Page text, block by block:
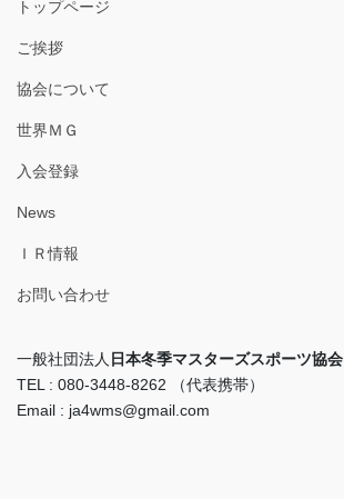
トップページ
ご挨拶
協会について
世界ＭＧ
入会登録
News
ＩＲ情報
お問い合わせ
一般社団法人 日本冬季マスターズスポーツ協会
TEL : 080-3448-8262 （代表携帯）
Email : ja4wms@gmail.com